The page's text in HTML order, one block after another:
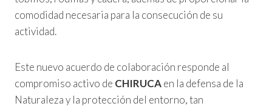
comodidad necesaria para la consecución de su
actividad.
Este nuevo acuerdo de colaboración responde al
compromiso activo de CHIRUCAen la defensa de la
Naturaleza y la protección del entorno, tan